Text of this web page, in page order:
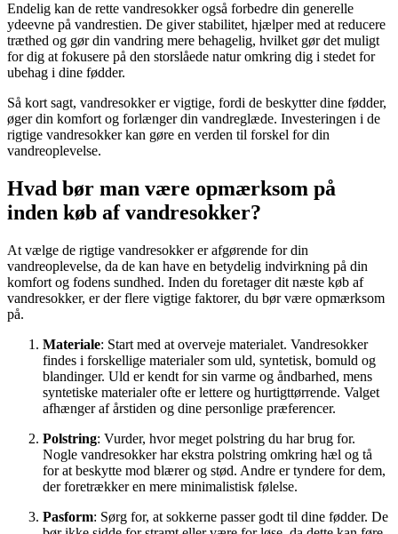
Endelig kan de rette vandresokker også forbedre din generelle
ydeevne på vandrestien. De giver stabilitet, hjælper med at reducere
træthed og gør din vandring mere behagelig, hvilket gør det muligt
for dig at fokusere på den storslåede natur omkring dig i stedet for
ubehag i dine fødder.
Så kort sagt, vandresokker er vigtige, fordi de beskytter dine fødder,
øger din komfort og forlænger din vandreglæde. Investeringen i de
rigtige vandresokker kan gøre en verden til forskel for din
vandreoplevelse.
Hvad bør man være opmærksom på
inden køb af vandresokker?
At vælge de rigtige vandresokker er afgørende for din
vandreoplevelse, da de kan have en betydelig indvirkning på din
komfort og fodens sundhed. Inden du foretager dit næste køb af
vandresokker, er der flere vigtige faktorer, du bør være opmærksom
på.
Materiale: Start med at overveje materialet. Vandresokker
findes i forskellige materialer som uld, syntetisk, bomuld og
blandinger. Uld er kendt for sin varme og åndbarhed, mens
syntetiske materialer ofte er lettere og hurtigttørrende. Valget
afhænger af årstiden og dine personlige præferencer.
Polstring: Vurder, hvor meget polstring du har brug for.
Nogle vandresokker har ekstra polstring omkring hæl og tå
for at beskytte mod blærer og stød. Andre er tyndere for dem,
der foretrækker en mere minimalistisk følelse.
Pasform: Sørg for, at sokkerne passer godt til dine fødder. De